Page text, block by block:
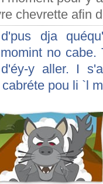
chevrette afin
dja
no cabe.
y aller. I
pou li `l